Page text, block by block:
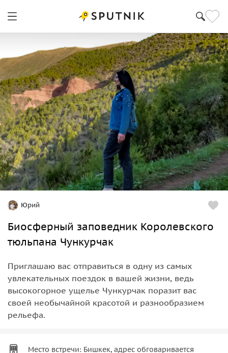
Юрий
Биосферный заповедник Королевского
тюльпана Чункурчак
Приглашаю вас отправиться в одну из самых
увлекательных поездок в вашей жизни, ведь
высокогорное ущелье Чункурчак поразит вас
своей необычайной красотой и разнообразием
рельефа.
Место встречи: Бишкек, адрес обговаривается